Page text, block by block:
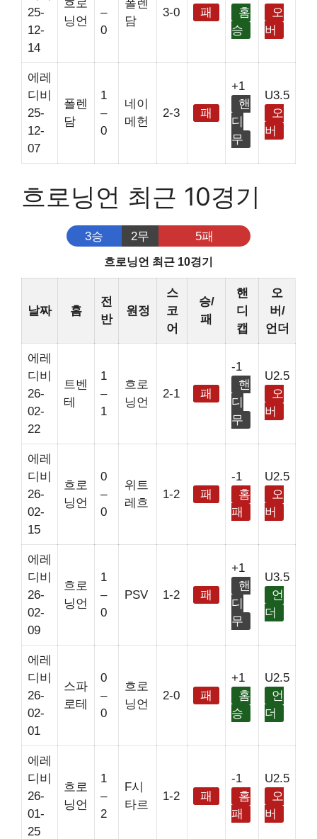
25-
12-
14
흐로
닝언
–
0
폴렌
담
3-0 패
홈
승
오
버
에레
디비
25-
12-
07
폴렌
담
1
–
0
네이
메헌
2-3 패
+1
핸
디
무
U3.5
오
버
흐로닝언 최근 10경기
3승 2무 5패
흐로닝언 최근 10경기
날짜 홈
전
반
원정
스
코
어
승/
패
핸
디
캡
오
버/
언더
에레
디비
26-
02-
22
트벤
테
1
–
1
흐로
닝언
2-1 패
-1
핸
디
무
U2.5
오
버
에레
디비
26-
02-
15
흐로
닝언
0
–
0
위트
레흐
1-2 패
-1
홈
패
U2.5
오
버
에레
디비
26-
02-
09
흐로
닝언
1
–
0
PSV 1-2 패
+1
핸
디
무
U3.5
언
더
에레
디비
26-
02-
01
스파
로테
0
–
0
흐로
닝언
2-0 패
+1
홈
승
U2.5
언
더
에레
디비
26-
01-
25
흐로
닝언
1
–
2
F시
타르
1-2 패
-1
홈
패
U2.5
오
버